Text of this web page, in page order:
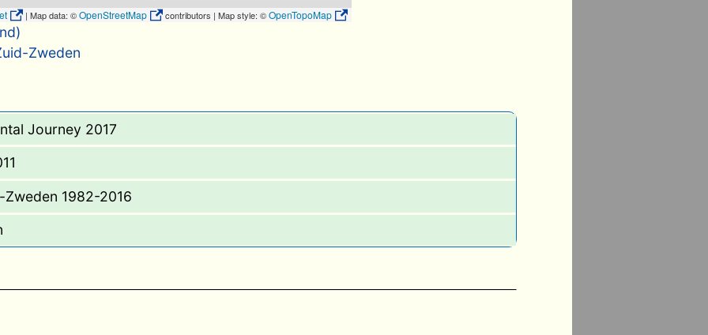
| Map data: ©OpenStreetMap contributors | Map style: ©OpenTopoMap
Zweden
Journey 2017
1982-2016